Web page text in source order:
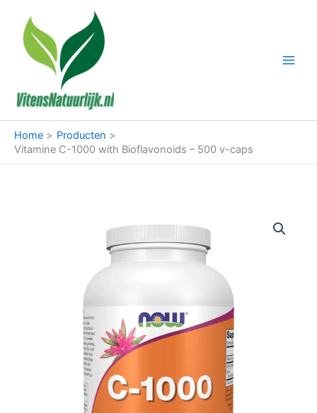
inhoud
Home
Producten
Vitamine C-1000 with Bioflavonoids – 500 v-caps